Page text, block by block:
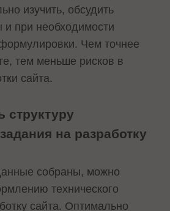
изучить, обсудить
при необходимости
Чем точнее
тем меньше рисков в
сайта.
структуру
на разработку
собраны, можно
технического
сайта. Оптимально